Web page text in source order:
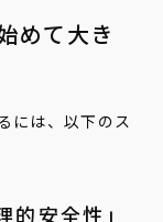
めて大き
には、以下のス
安全性」